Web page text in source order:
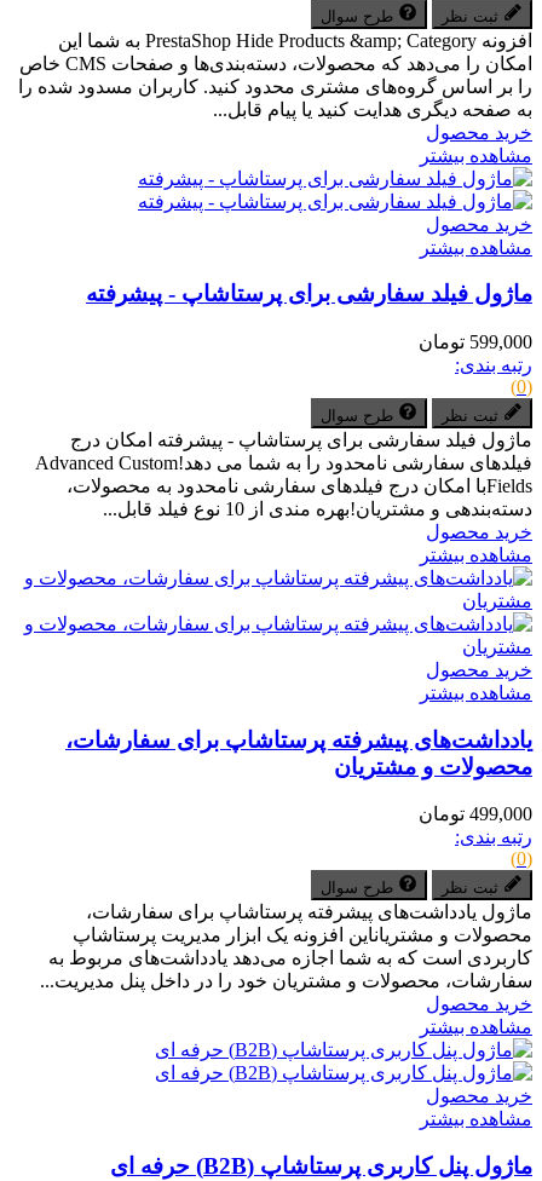
ثبت نظر طرح سوال
افزونه PrestaShop Hide Products &amp; Category به شما این
امکان را می‌دهد که محصولات، دسته‌بندی‌ها و صفحات CMS خاص
را بر اساس گروه‌های مشتری محدود کنید. کاربران مسدود شده را
به صفحه دیگری هدایت کنید یا پیام قابل...
خرید محصول
مشاهده بیشتر
خرید محصول
مشاهده بیشتر
ماژول فیلد سفارشی برای پرستاشاپ - پیشرفته
599,000 تومان
رتبه بندی:
(0)
ثبت نظر طرح سوال
ماژول فیلد سفارشی برای پرستاشاپ - پیشرفته امکان درج
فیلدهای سفارشی نامحدود را به شما می دهد!Advanced Custom
Fieldsبا امکان درج فیلدهای سفارشی نامحدود به محصولات،
دسته‌بندهی و مشتریان!بهره مندی از 10 نوع فیلد قابل...
خرید محصول
مشاهده بیشتر
خرید محصول
مشاهده بیشتر
یادداشت‌های پیشرفته پرستاشاپ برای سفارشات،
محصولات و مشتریان
499,000 تومان
رتبه بندی:
(0)
ثبت نظر طرح سوال
ماژول یادداشت‌های پیشرفته پرستاشاپ برای سفارشات،
محصولات و مشتریاناین افزونه یک ابزار مدیریت پرستاشاپ
کاربردی است که به شما اجازه می‌دهد یادداشت‌های مربوط به
سفارشات، محصولات و مشتریان خود را در داخل پنل مدیریت...
خرید محصول
مشاهده بیشتر
خرید محصول
مشاهده بیشتر
ماژول پنل کاربری پرستاشاپ (B2B) حرفه ای